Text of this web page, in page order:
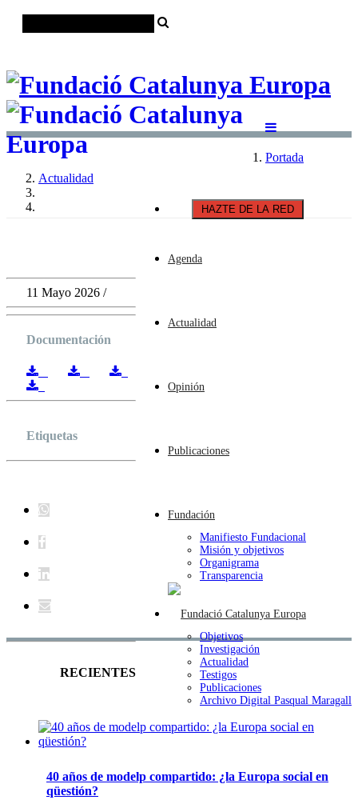
HAZTE DE LA RED
Agenda
Actualidad
Opinión
Publicaciones
Fundación
Manifiesto Fundacional
Misión y objetivos
Organigrama
Transparencia
Objetivos
Investigación
Actualidad
Testigos
Publicaciones
Archivo Digital Pasqual Maragall
Portada
Actualidad
11 Mayo 2026 /
Documentación
Etiquetas
RECIENTES
40 años de modelp compartido: ¿la Europa social en
qüestión?